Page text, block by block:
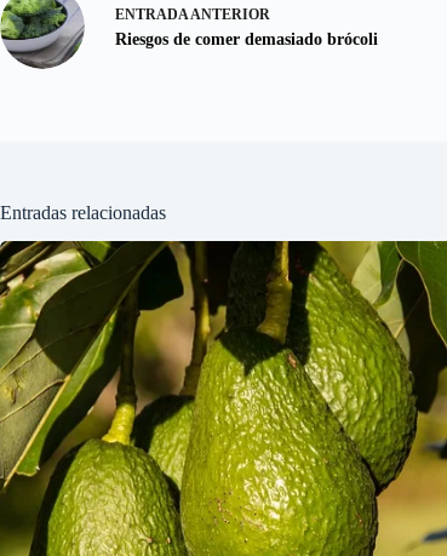
ENTRADAANTERIOR
Riesgos de comer demasiado brócoli
Entradas relacionadas